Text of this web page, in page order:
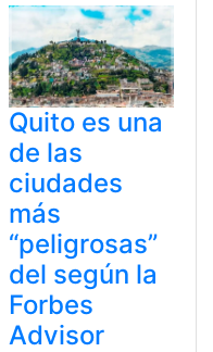
Quito es una
de las
ciudades
más
“peligrosas”
del según la
Forbes
Advisor